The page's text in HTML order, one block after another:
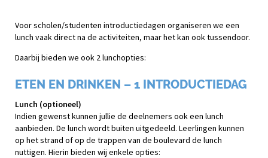
Voor scholen/studenten introductiedagen organiseren we een
lunch vaak direct na de activiteiten, maar het kan ook tussendoor.
Daarbij bieden we ook 2 lunchopties:
ETEN EN DRINKEN – 1 INTRODUCTIEDAG
Lunch (optioneel)
Indien gewenst kunnen jullie de deelnemers ook een lunch
aanbieden. De lunch wordt buiten uitgedeeld. Leerlingen kunnen
op het strand of op de trappen van de boulevard de lunch
nuttigen. Hierin bieden wij enkele opties: